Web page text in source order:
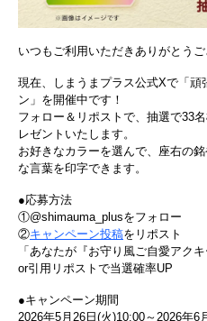
いつもご利用いただきありがとうご
現在、しまうまプラス公式Xで「
ン」を開催中です！
フォロー＆リポストで、抽選で33
レゼントいたします。
お好きなカラーを選んで、座右の
な言葉を印字できます。
●応募方法
①@shimauma_plusをフォロー
②キャンペーン投稿をリポスト
「あなたが『お守り風ご自愛アク
or引用リポストで当選確率UP
●キャンペーン期間
2026年5月26日(火)10:00～2026年6